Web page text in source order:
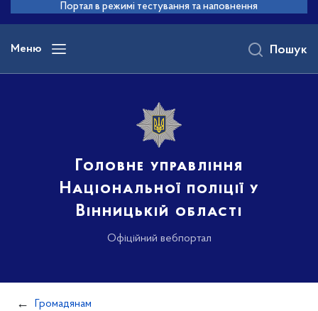
основного
вмісту
Портал в режимі тестування та наповнення
Меню
Головне управління
Національної поліції у
Вінницькій області
Офіційний вебпортал
Пошук
Громадянам